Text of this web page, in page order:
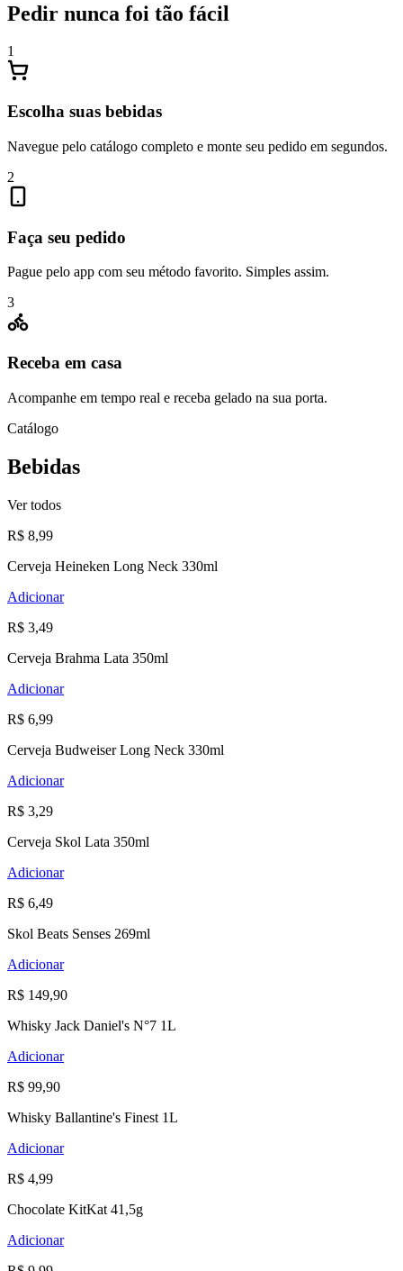
Pedir nunca foi tão fácil
1
Escolha suas bebidas
Navegue pelo catálogo completo e monte seu pedido em segundos.
2
Faça seu pedido
Pague pelo app com seu método favorito. Simples assim.
3
Receba em casa
Acompanhe em tempo real e receba gelado na sua porta.
Catálogo
Bebidas
Ver todos
R$ 8,99
Cerveja Heineken Long Neck 330ml
Adicionar
R$ 3,49
Cerveja Brahma Lata 350ml
Adicionar
R$ 6,99
Cerveja Budweiser Long Neck 330ml
Adicionar
R$ 3,29
Cerveja Skol Lata 350ml
Adicionar
R$ 6,49
Skol Beats Senses 269ml
Adicionar
R$ 149,90
Whisky Jack Daniel's N°7 1L
Adicionar
R$ 99,90
Whisky Ballantine's Finest 1L
Adicionar
R$ 4,99
Chocolate KitKat 41,5g
Adicionar